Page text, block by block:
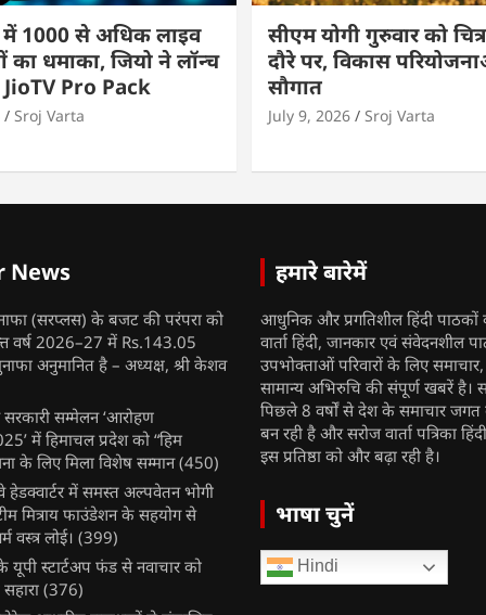
में 1000 से अधिक लाइव
का धमाका, जियो ने लॉन्च
JioTV Pro Pack
Sroj Varta
सीएम योगी गुरुवार को
दौरे पर, विकास
सौगात
July 9, 2026 Sroj Varta
News
(सरप्लस) के बजट की परंपरा को
वर्ष 2026–27 में Rs.143.05
अनुमानित है – अध्यक्ष, श्री केशव
सम्मेलन ‘आरोहण
में हिमाचल प्रदेश को “हिम
के लिए मिला विशेष सम्मान (450)
हेडक्वार्टर में समस्त अल्पवेतन भोगी
मित्राय फाउंडेशन के सहयोग से
वस्त्र लोई। (399)
स्टार्टअप फंड से नवाचार को
(376)
हमारे बारेमें
आधुनिक और प्रगतिशील हिंदी पाठकों
वार्ता हिंदी, जानकार एवं संवेदनशील
उपभोक्ताओं परिवारों के लिए
सामान्य अभिरुचि की संपूर्ण खबरें है।
पिछले 8 वर्षों से देश के समाचार जगत
बन रही है और सरोज वार्ता पत्रिका
इस प्रतिष्ठा को और बढ़ा रही है।
भाषा चुनें
Hindi